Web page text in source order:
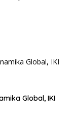
Global, IKI